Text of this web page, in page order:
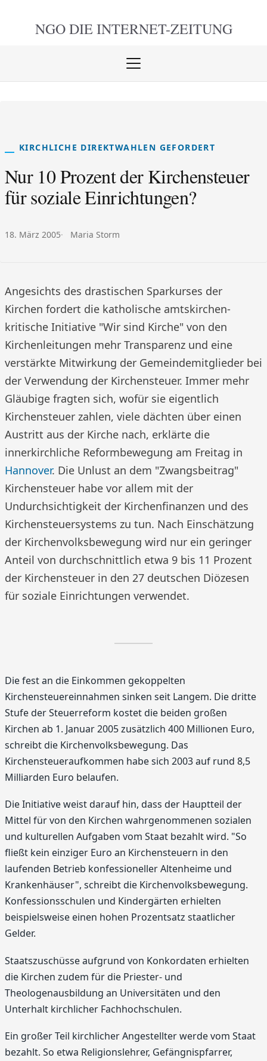
NGO DIE INTERNET-ZEITUNG
Menü
KIRCHLICHE DIREKTWAHLEN GEFORDERT
Nur 10 Prozent der Kirchensteuer
für soziale Einrichtungen?
Veröffentlicht am:
18. März 2005 Autor:
Maria Storm
Angesichts des drastischen Sparkurses der
Kirchen fordert die katholische amtskirchen-
kritische Initiative "Wir sind Kirche" von den
Kirchenleitungen mehr Transparenz und eine
verstärkte Mitwirkung der Gemeindemitglieder bei
der Verwendung der Kirchensteuer. Immer mehr
Gläubige fragten sich, wofür sie eigentlich
Kirchensteuer zahlen, viele dächten über einen
Austritt aus der Kirche nach, erklärte die
innerkirchliche Reformbewegung am Freitag in
Hannover. Die Unlust an dem "Zwangsbeitrag"
Kirchensteuer habe vor allem mit der
Undurchsichtigkeit der Kirchenfinanzen und des
Kirchensteuersystems zu tun. Nach Einschätzung
der Kirchenvolksbewegung wird nur ein geringer
Anteil von durchschnittlich etwa 9 bis 11 Prozent
der Kirchensteuer in den 27 deutschen Diözesen
für soziale Einrichtungen verwendet.
Die fest an die Einkommen gekoppelten
Kirchensteuereinnahmen sinken seit Langem. Die dritte
Stufe der Steuerreform kostet die beiden großen
Kirchen ab 1. Januar 2005 zusätzlich 400 Millionen Euro,
schreibt die Kirchenvolksbewegung. Das
Kirchensteueraufkommen habe sich 2003 auf rund 8,5
Milliarden Euro belaufen.
Die Initiative weist darauf hin, dass der Hauptteil der
Mittel für von den Kirchen wahrgenommenen sozialen
und kulturellen Aufgaben vom Staat bezahlt wird. "So
fließt kein einziger Euro an Kirchensteuern in den
laufenden Betrieb konfessioneller Altenheime und
Krankenhäuser", schreibt die Kirchenvolksbewegung.
Konfessionsschulen und Kindergärten erhielten
beispielsweise einen hohen Prozentsatz staatlicher
Gelder.
Staatszuschüsse aufgrund von Konkordaten erhielten
die Kirchen zudem für die Priester- und
Theologenausbildung an Universitäten und den
Unterhalt kirchlicher Fachhochschulen.
Ein großer Teil kirchlicher Angestellter werde vom Staat
bezahlt. So etwa Religionslehrer, Gefängnispfarrer,